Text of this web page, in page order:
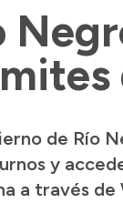
de Río
y
a través de